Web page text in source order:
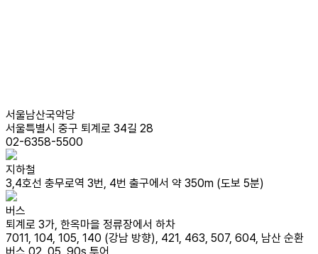
서울남산국악당
서울특별시 중구 퇴계로 34길 28
02-6358-5500
지하철
3,4호선 충무로역 3번, 4번 출구에서 약 350m (도보 5분)
버스
퇴계로 3가, 한옥마을 정류장에서 하차
7011, 104, 105, 140 (강남 방향), 421, 463, 507, 604, 남산 순환